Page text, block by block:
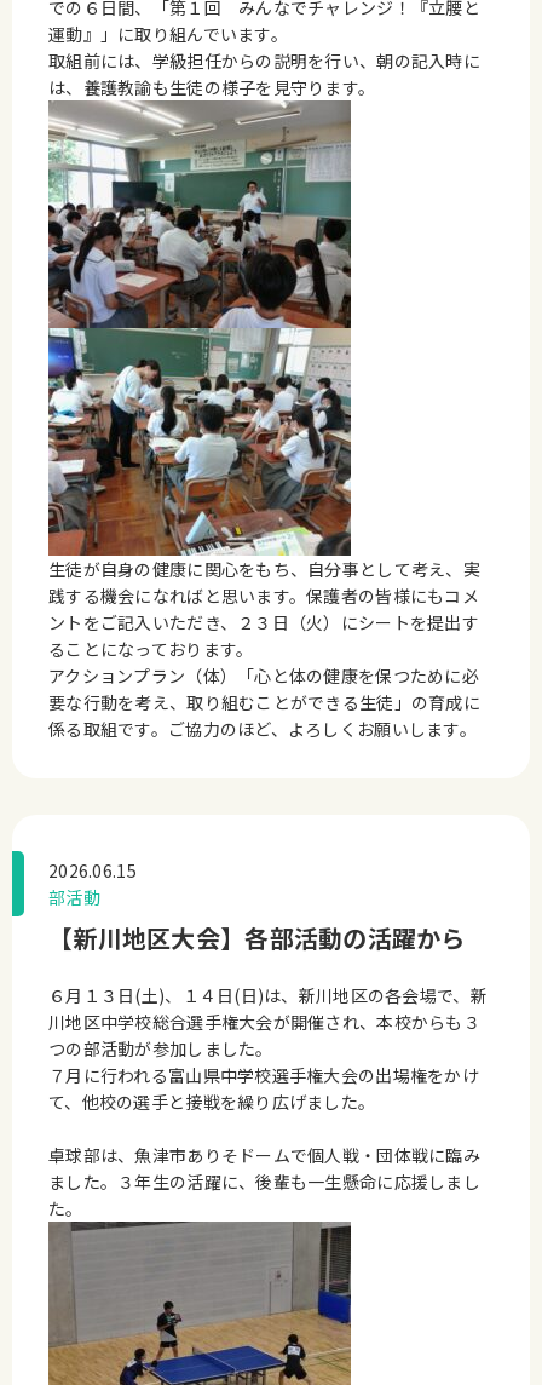
での６日間、「第１回 みんなでチャレンジ！『立腰と
運動』」に取り組んでいます。
取組前には、学級担任からの説明を行い、朝の記入時に
は、養護教諭も生徒の様子を見守ります。
生徒が自身の健康に関心をもち、自分事として考え、実
践する機会になればと思います。保護者の皆様にもコメ
ントをご記入いただき、２３日（火）にシートを提出す
ることになっております。
アクションプラン（体）「心と体の健康を保つために必
要な行動を考え、取り組むことができる生徒」の育成に
係る取組です。ご協力のほど、よろしくお願いします。
2026.06.15
部活動
【新川地区大会】各部活動の活躍から
６月１３日(土)、１４日(日)は、新川地区の各会場で、新
川地区中学校総合選手権大会が開催され、本校からも３
つの部活動が参加しました。
７月に行われる富山県中学校選手権大会の出場権をかけ
て、他校の選手と接戦を繰り広げました。
卓球部は、魚津市ありそドームで個人戦・団体戦に臨み
ました。３年生の活躍に、後輩も一生懸命に応援しまし
た。